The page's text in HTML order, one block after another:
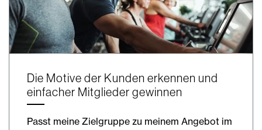
Die Motive der Kunden erkennen und
einfacher Mitglieder gewinnen
Passt meine Zielgruppe zu meinem Angebot im